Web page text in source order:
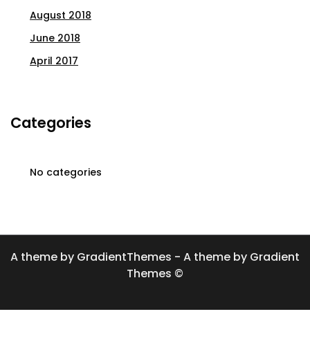
August 2018
June 2018
April 2017
Categories
No categories
A theme by GradientThemes - A theme by Gradient
Themes ©